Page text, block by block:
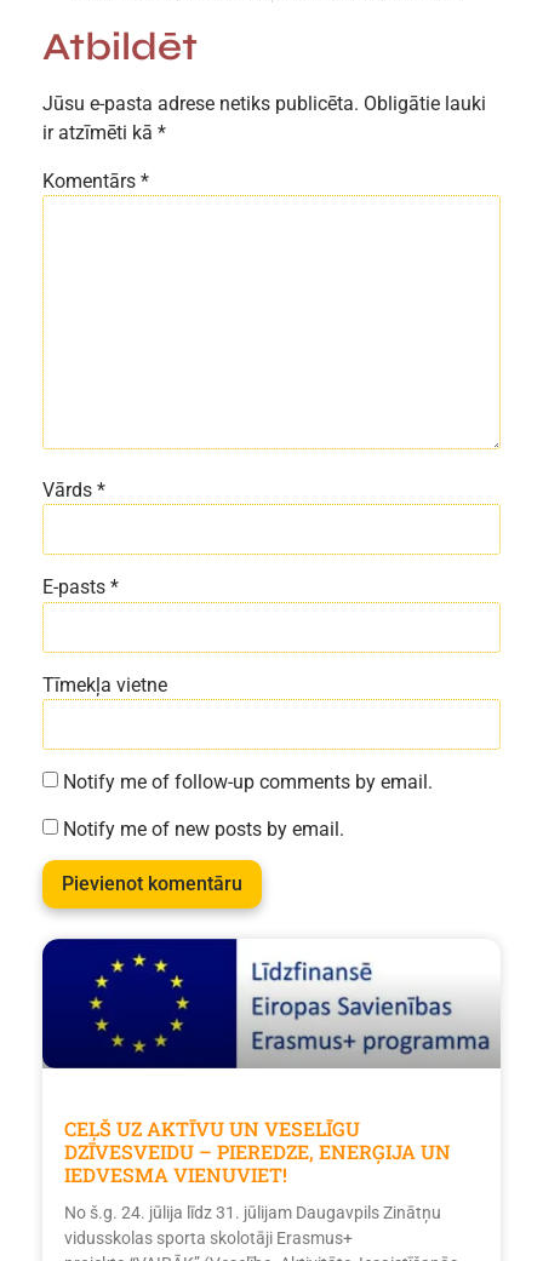
Atbildēt
Jūsu e-pasta adrese netiks publicēta. Obligātie lauki
ir atzīmēti kā *
Komentārs *
Vārds *
E-pasts *
Tīmekļa vietne
Notify me of follow-up comments by email.
Notify me of new posts by email.
CEĻŠ UZ AKTĪVU UN VESELĪGU
DZĪVESVEIDU – PIEREDZE, ENERĢIJA UN
IEDVESMA VIENUVIET!
No š.g. 24. jūlija līdz 31. jūlijam Daugavpils Zinātņu
vidusskolas sporta skolotāji Erasmus+